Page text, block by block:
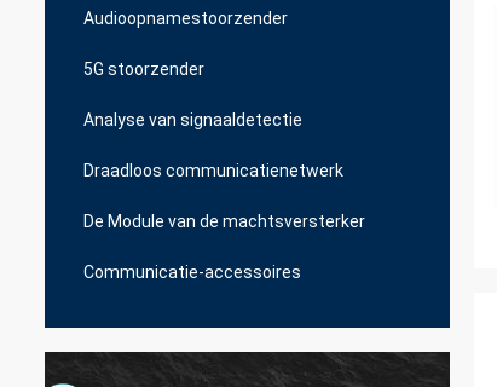
Audioopnamestoorzender
5G stoorzender
Analyse van signaaldetectie
Draadloos communicatienetwerk
De Module van de machtsversterker
Communicatie-accessoires